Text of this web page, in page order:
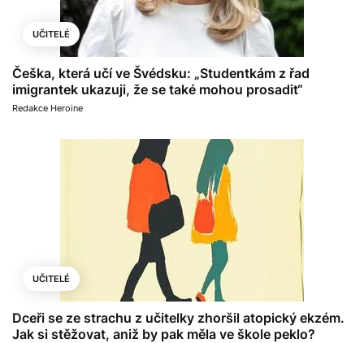
UČITELÉ
Češka, která učí ve Švédsku: „Studentkám z řad
imigrantek ukazuji, že se také mohou prosadit“
Redakce Heroine
UČITELÉ
Dceři se ze strachu z učitelky zhoršil atopický ekzém.
Jak si stěžovat, aniž by pak měla ve škole peklo?